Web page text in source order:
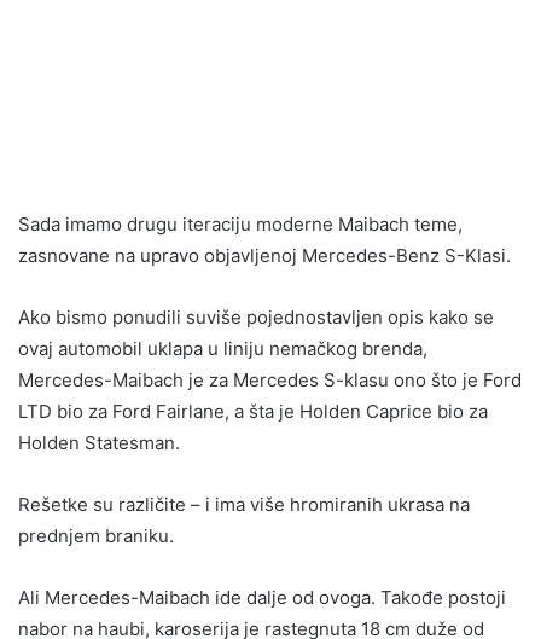
Sada imamo drugu iteraciju moderne Maibach teme,
zasnovane na upravo objavljenoj Mercedes-Benz S-Klasi.
Ako bismo ponudili suviše pojednostavljen opis kako se
ovaj automobil uklapa u liniju nemačkog brenda,
Mercedes-Maibach je za Mercedes S-klasu ono što je Ford
LTD bio za Ford Fairlane, a šta je Holden Caprice bio za
Holden Statesman.
Rešetke su različite – i ima više hromiranih ukrasa na
prednjem braniku.
Ali Mercedes-Maibach ide dalje od ovoga. Takođe postoji
nabor na haubi, karoserija je rastegnuta 18 cm duže od